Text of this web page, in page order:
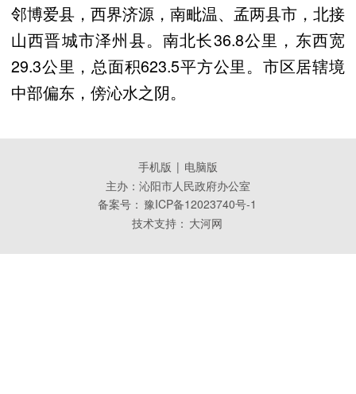
邻博爱县，西界济源，南毗温、孟两县市，北接
山西晋城市泽州县。南北长36.8公里，东西宽
29.3公里，总面积623.5平方公里。市区居辖境
中部偏东，傍沁水之阴。
手机版 | 电脑版
主办：沁阳市人民政府办公室
备案号： 豫ICP备12023740号-1
技术支持： 大河网